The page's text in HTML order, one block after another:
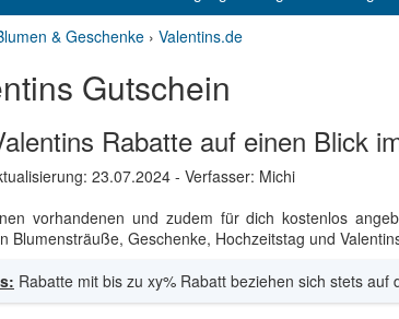
& Geschenke › Valentins.de
Gutschein
Rabatte auf einen Blick
23.07.2024 - Verfasser: Michi
vorhandenen und zudem für dich kostenlos
Blumensträuße, Geschenke, Hochzeitstag und
Rabatte mit bis zu xy% Rabatt beziehen sich stets